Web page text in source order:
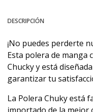
DESCRIPCIÓN
¡No puedes perderte
Esta polera de manga
Chucky y está
garantizar tu
La Polera Chuky está
importado de la mejor